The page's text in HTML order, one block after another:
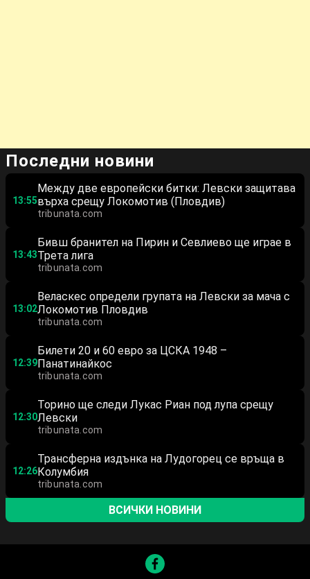
Последни новини
13:55
Между две европейски битки: Левски защитава
върха срещу Локомотив (Пловдив)
tribunata.com
13:43
Бивш бранител на Пирин и Севлиево ще играе в
Трета лига
tribunata.com
13:02
Веласкес определи групата на Левски за мача с
Локомотив Пловдив
tribunata.com
12:39
Билети 20 и 60 евро за ЦСКА 1948 –
Панатинайкос
tribunata.com
12:30
Торино ще следи Лукас Риан под лупа срещу
Левски
tribunata.com
12:26
Трансферна издънка на Лудогорец се връща в
Колумбия
tribunata.com
ВСИЧКИ НОВИНИ